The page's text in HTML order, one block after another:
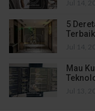
5
Terbaik
Mau